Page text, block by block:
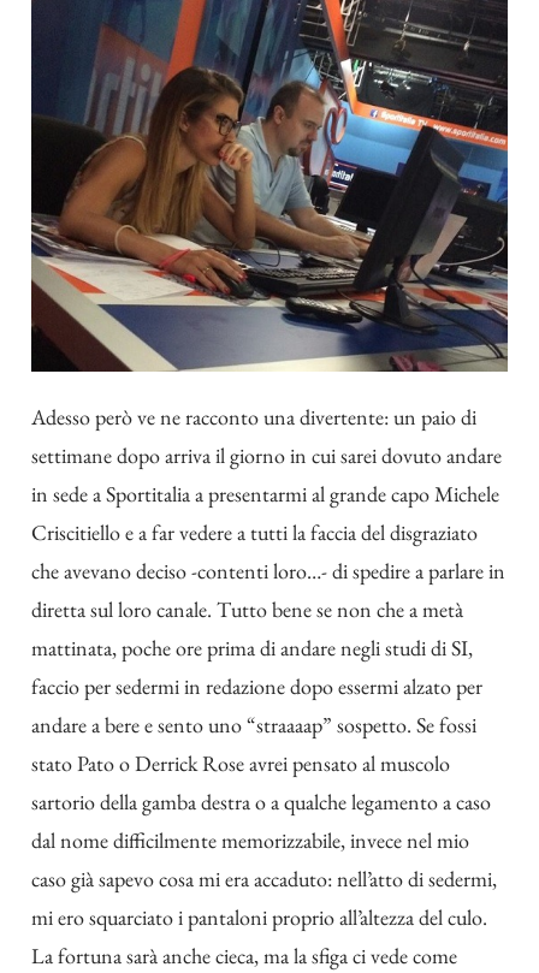
Adesso però ve ne racconto una divertente: un paio di
settimane dopo arriva il giorno in cui sarei dovuto andare
in sede a Sportitalia a presentarmi al grande capo Michele
Criscitiello e a far vedere a tutti la faccia del disgraziato
che avevano deciso -contenti loro…- di spedire a parlare in
diretta sul loro canale. Tutto bene se non che a metà
mattinata, poche ore prima di andare negli studi di SI,
faccio per sedermi in redazione dopo essermi alzato per
andare a bere e sento uno “straaaap” sospetto. Se fossi
stato Pato o Derrick Rose avrei pensato al muscolo
sartorio della gamba destra o a qualche legamento a caso
dal nome difficilmente memorizzabile, invece nel mio
caso già sapevo cosa mi era accaduto: nell’atto di sedermi,
mi ero squarciato i pantaloni proprio all’altezza del culo.
La fortuna sarà anche cieca, ma la sfiga ci vede come